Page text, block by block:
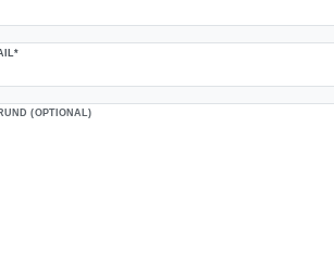
(OPTIONAL)